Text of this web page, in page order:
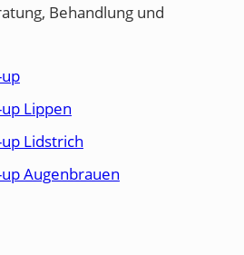
Behandlung und
Lippen
Lidstrich
Augenbrauen